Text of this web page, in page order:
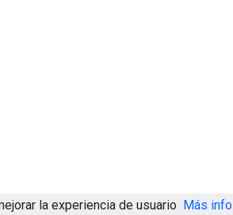
la experiencia de usuario Más info